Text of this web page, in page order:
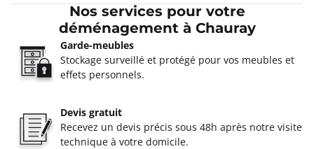
Nos services pour votre
déménagement à Chauray
Garde-meubles
Stockage surveillé et protégé pour vos meubles et
effets personnels.
Devis gratuit
Recevez un devis précis sous 48h après notre visite
technique à votre domicile.